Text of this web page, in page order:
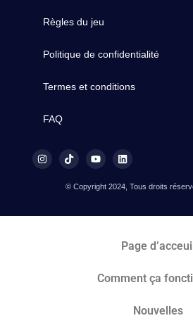
Règles du jeu
Politique de confidentialité
Termes et conditions
FAQ
© Copyright 2024, Tous droits
Page d’acceuil
Comment ça
Nouvelles